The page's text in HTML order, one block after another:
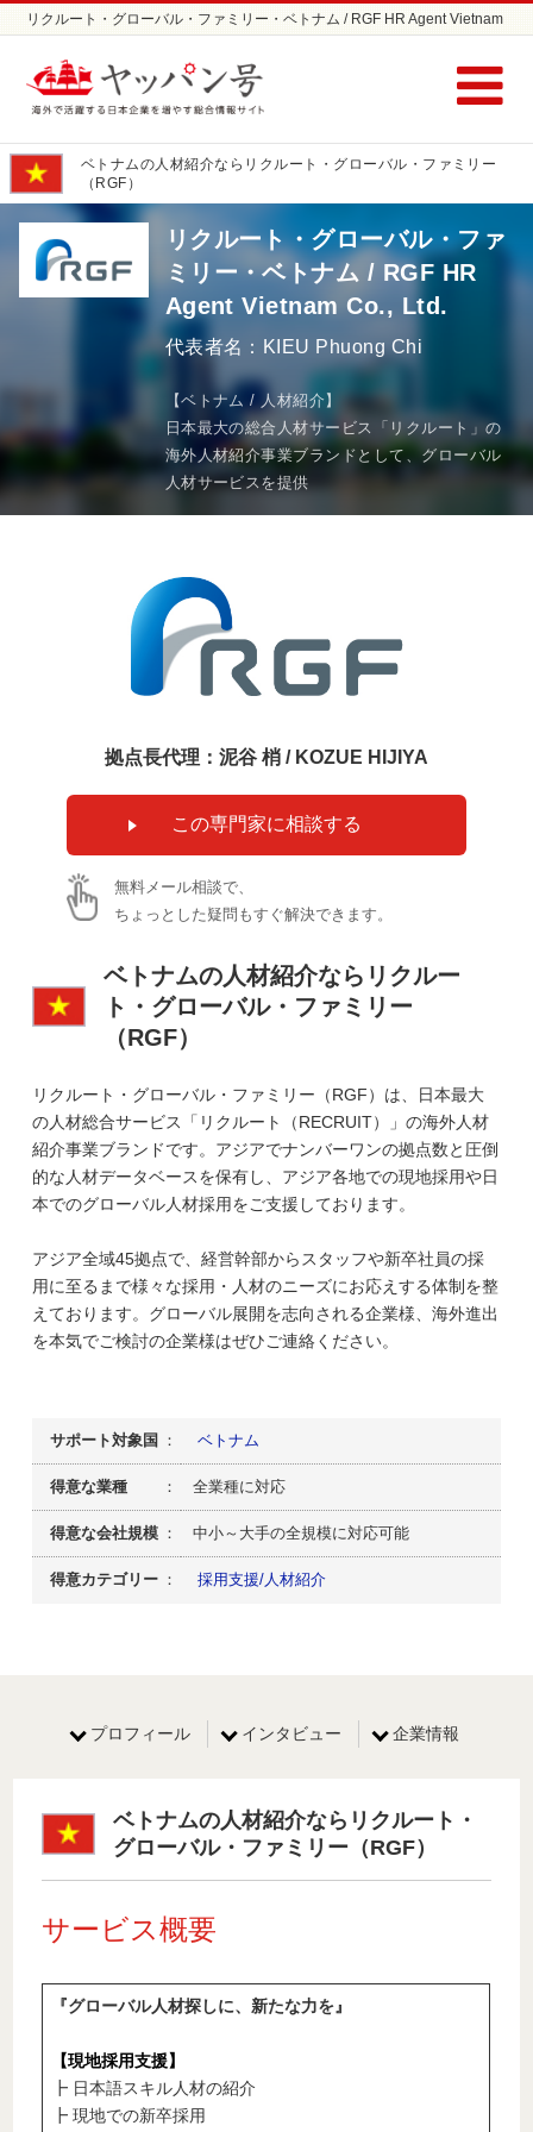
リクルート・グローバル・ファミリー・ベトナム / RGF HR Agent Vietnam
ッパン号
ベトナムの人材紹介ならリクルート・グローバル・ファミリー
（RGF）
リクルート・グローバル・ファ
ミリー・ベトナム / RGF HR
Agent Vietnam Co., Ltd.
代表者名：KIEU Phuong Chi
【ベトナム / 人材紹介】
日本最大の総合人材サービス「リクルート」の
海外人材紹介事業ブランドとして、グローバル
人材サービスを提供
拠点長代理：泥谷 梢 / KOZUE HIJIYA
無料メール相談で、
ちょっとした疑問もすぐ解決できます。
ベトナムの人材紹介ならリクルー
ト・グローバル・ファミリー
（RGF）
リクルート・グローバル・ファミリー（RGF）は、日本最大
の人材総合サービス「リクルート（RECRUIT）」の海外人材
紹介事業ブランドです。アジアでナンバーワンの拠点数と圧倒
的な人材データベースを保有し、アジア各地での現地採用や日
本でのグローバル人材採用をご支援しております。
アジア全域45拠点で、経営幹部からスタッフや新卒社員の採
用に至るまで様々な採用・人材のニーズにお応えする体制を整
えております。グローバル展開を志向される企業様、海外進出
を本気でご検討の企業様はぜひご連絡ください。
サポート対象国 ：ベトナム
得意な業種 ： 全業種に対応
得意な会社規模 ： 中小～大手の全規模に対応可能
得意カテゴリー ：採用支援/人材紹介
プロフィール インタビュー 企業情報
ベトナムの人材紹介ならリクルート・
グローバル・ファミリー（RGF）
サービス概要
『グローバル人材探しに、新たな力を』
【現地採用支援】
┣ 日本語スキル人材の紹介
┣ 現地での新卒採用